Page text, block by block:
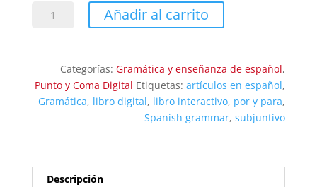
Gramática
de
español
Descargable
Añadir al carrito
Categorías:Gramática y enseñanza de español,
Punto y Coma Digital Etiquetas:artículos en español,
Gramática, libro digital, libro interactivo, por y para,
Spanish grammar,subjuntivo
Descripción